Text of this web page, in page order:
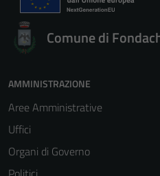
Comune di
AMMINISTRAZIONE
Aree Amministrative
Uffici
Organi di Governo